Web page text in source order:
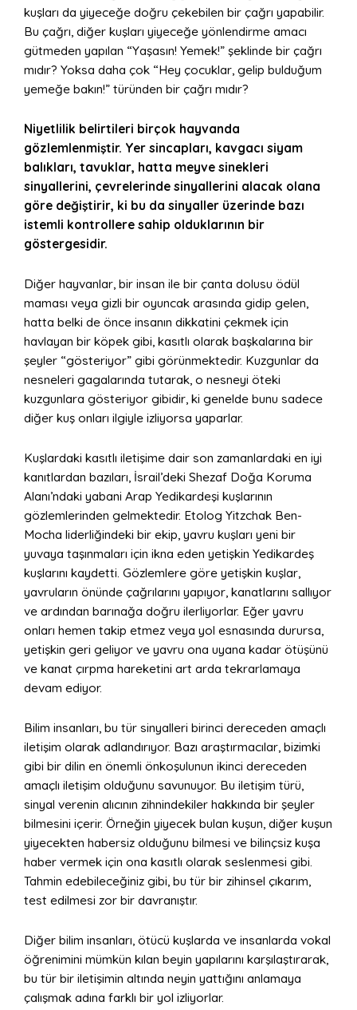
kuşları da yiyeceğe doğru çekebilen bir çağrı yapabilir.
Bu çağrı, diğer kuşları yiyeceğe yönlendirme amacı
gütmeden yapılan “Yaşasın! Yemek!” şeklinde bir çağrı
mıdır? Yoksa daha çok “Hey çocuklar, gelip bulduğum
yemeğe bakın!” türünden bir çağrı mıdır?
Niyetlilik belirtileri birçok hayvanda
gözlemlenmiştir. Yer sincapları, kavgacı siyam
balıkları, tavuklar, hatta meyve sinekleri
sinyallerini, çevrelerinde sinyallerini alacak olana
göre değiştirir, ki bu da sinyaller üzerinde bazı
istemli kontrollere sahip olduklarının bir
göstergesidir.
Diğer hayvanlar, bir insan ile bir çanta dolusu ödül
maması veya gizli bir oyuncak arasında gidip gelen,
hatta belki de önce insanın dikkatini çekmek için
havlayan bir köpek gibi, kasıtlı olarak başkalarına bir
şeyler “gösteriyor” gibi görünmektedir. Kuzgunlar da
nesneleri gagalarında tutarak, o nesneyi öteki
kuzgunlara gösteriyor gibidir, ki genelde bunu sadece
diğer kuş onları ilgiyle izliyorsa yaparlar.
Kuşlardaki kasıtlı iletişime dair son zamanlardaki en iyi
kanıtlardan bazıları, İsrail’deki Shezaf Doğa Koruma
Alanı’ndaki yabani Arap Yedikardeşi kuşlarının
gözlemlerinden gelmektedir. Etolog Yitzchak Ben-
Mocha liderliğindeki bir ekip, yavru kuşları yeni bir
yuvaya taşınmaları için ikna eden yetişkin Yedikardeş
kuşlarını kaydetti. Gözlemlere göre yetişkin kuşlar,
yavruların önünde çağrılarını yapıyor, kanatlarını sallıyor
ve ardından barınağa doğru ilerliyorlar. Eğer yavru
onları hemen takip etmez veya yol esnasında durursa,
yetişkin geri geliyor ve yavru ona uyana kadar ötüşünü
ve kanat çırpma hareketini art arda tekrarlamaya
devam ediyor.
Bilim insanları, bu tür sinyalleri birinci dereceden amaçlı
iletişim olarak adlandırıyor. Bazı araştırmacılar, bizimki
gibi bir dilin en önemli önkoşulunun ikinci dereceden
amaçlı iletişim olduğunu savunuyor. Bu iletişim türü,
sinyal verenin alıcının zihnindekiler hakkında bir şeyler
bilmesini içerir. Örneğin yiyecek bulan kuşun, diğer kuşun
yiyecekten habersiz olduğunu bilmesi ve bilinçsiz kuşa
haber vermek için ona kasıtlı olarak seslenmesi gibi.
Tahmin edebileceğiniz gibi, bu tür bir zihinsel çıkarım,
test edilmesi zor bir davranıştır.
Diğer bilim insanları, ötücü kuşlarda ve insanlarda vokal
öğrenimini mümkün kılan beyin yapılarını karşılaştırarak,
bu tür bir iletişimin altında neyin yattığını anlamaya
çalışmak adına farklı bir yol izliyorlar.